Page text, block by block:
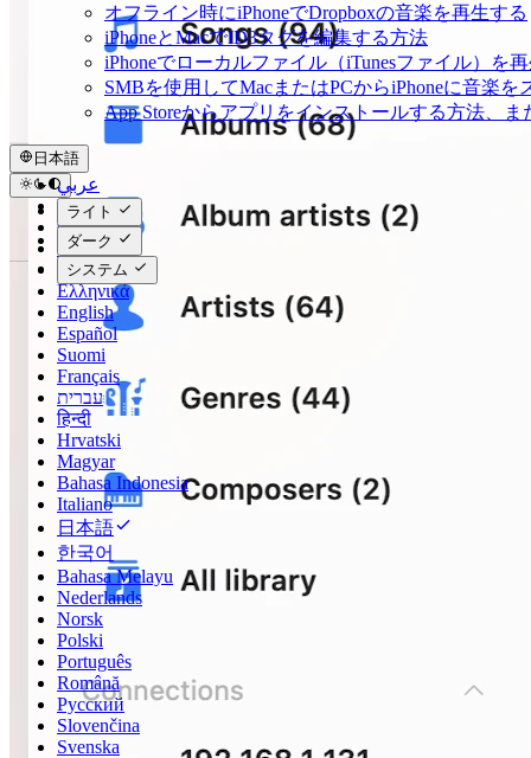
オフライン時にiPhoneでDropboxの音楽を再生する
iPhoneとMacでID3タグを編集する方法
iPhoneでローカルファイル（iTunesファイル）を
SMBを使用してMacまたはPCからiPhoneに音楽を
App Storeからアプリをインストールする方法、
日本語
عربي
Català
Čeština
Dansk
Deutsch
Ελληνικά
English
Español
Suomi
Français
עברית
हिन्दी
Hrvatski
Magyar
Bahasa Indonesia
Italiano
日本語
한국어
Bahasa Melayu
Nederlands
Norsk
Polski
Português
Română
Русский
Slovenčina
Svenska
ライト
ダーク
システム